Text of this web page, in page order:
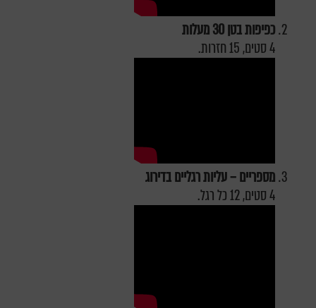
כפיפות בטן 30 מעלות
4 סטים, 15 חזרות.
מספריים – עליות רגליים בדירוג
4 סטים, 12 כל רגל.